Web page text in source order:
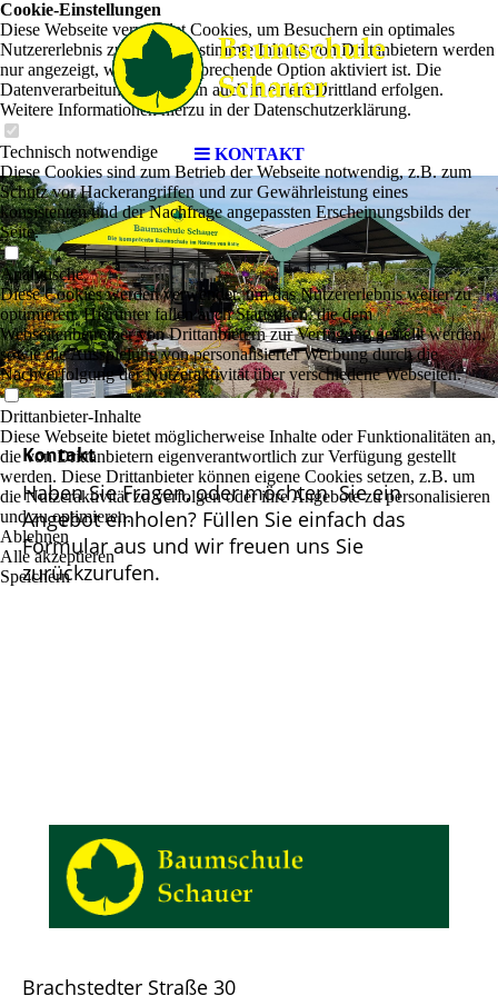
KONTAKT
Kontakt
Haben Sie Fragen, oder möchten Sie ein
Angebot einholen? Füllen Sie einfach das
Formular aus und wir freuen uns Sie
zurückzurufen.
Brachstedter Straße 30
Cookie-Einstellungen
Diese Webseite verwendet Cookies, um Besuchern ein optimales
Nutzererlebnis zu bieten. Bestimmte Inhalte von Drittanbietern werden
nur angezeigt, wenn die entsprechende Option aktiviert ist. Die
Datenverarbeitung kann dann auch in einem Drittland erfolgen.
Weitere Informationen hierzu in der Datenschutzerklärung.
Technisch notwendige
Diese Cookies sind zum Betrieb der Webseite notwendig, z.B. zum
Schutz vor Hackerangriffen und zur Gewährleistung eines
konsistenten und der Nachfrage angepassten Erscheinungsbilds der
Seite.
Analytische
Diese Cookies werden verwendet, um das Nutzererlebnis weiter zu
optimieren. Hierunter fallen auch Statistiken, die dem
Webseitenbetreiber von Drittanbietern zur Verfügung gestellt werden,
sowie die Ausspielung von personalisierter Werbung durch die
Nachverfolgung der Nutzeraktivität über verschiedene Webseiten.
Drittanbieter-Inhalte
Diese Webseite bietet möglicherweise Inhalte oder Funktionalitäten an,
die von Drittanbietern eigenverantwortlich zur Verfügung gestellt
werden. Diese Drittanbieter können eigene Cookies setzen, z.B. um
die Nutzeraktivität zu verfolgen oder ihre Angebote zu personalisieren
und zu optimieren.
Ablehnen
Alle akzeptieren
Speichern